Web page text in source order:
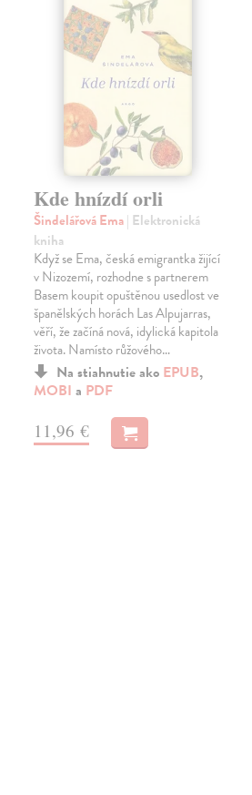
Kde hnízdí orli
Šindelářová Ema| Elektronická
kniha
Když se Ema, česká emigrantka žijící
v Nizozemí, rozhodne s partnerem
Basem koupit opuštěnou usedlost ve
španělských horách Las Alpujarras,
věří, že začíná nová, idylická kapitola
života. Namísto růžového…
Na stiahnutie ako EPUB,
MOBI a PDF
11,96 €